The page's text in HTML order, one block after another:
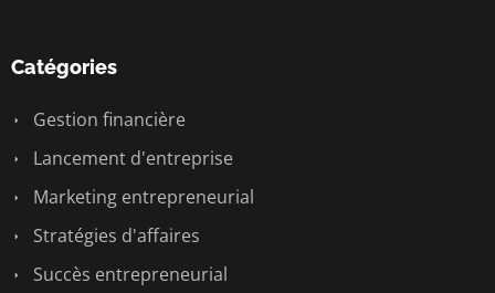
Catégories
Gestion financière
Lancement d'entreprise
Marketing entrepreneurial
Stratégies d'affaires
Succès entrepreneurial